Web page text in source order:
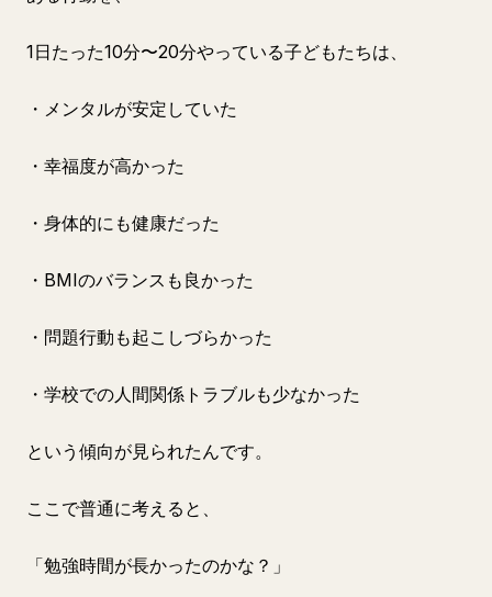
1日たった10分〜20分やっている子どもたちは、
・メンタルが安定していた
・幸福度が高かった
・身体的にも健康だった
・BMIのバランスも良かった
・問題行動も起こしづらかった
・学校での人間関係トラブルも少なかった
という傾向が見られたんです。
ここで普通に考えると、
「勉強時間が長かったのかな？」